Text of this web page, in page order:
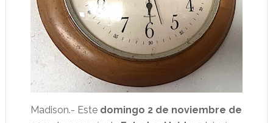
Madison.- Este domingo 2 de noviembre de